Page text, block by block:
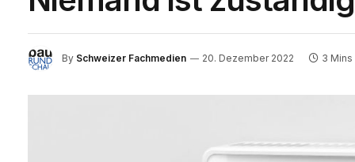
By Schweizer Fachmedien 20. Dezember 2022 3 Mins